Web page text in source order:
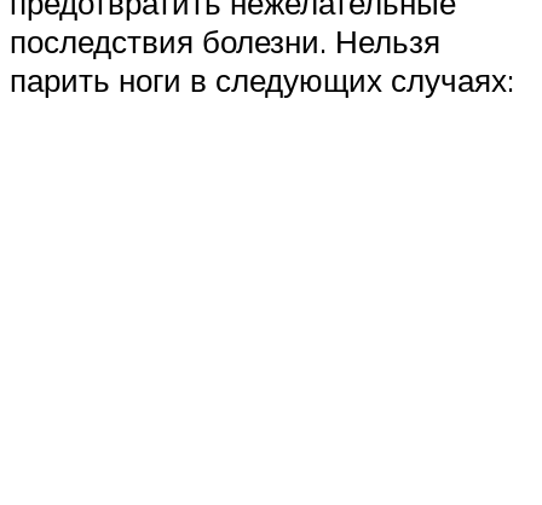
последствия болезни. Нельзя
парить ноги в следующих случаях: